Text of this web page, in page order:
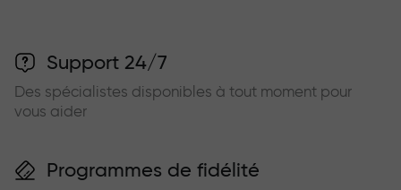
Support 24/7
Des spécialistes disponibles à tout moment pour
vous aider
Programmes de fidélité